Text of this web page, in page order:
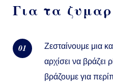
Για τα
01
Ζεσταίνουμε μια
αρχίσει να βράζει
βράζουμε για